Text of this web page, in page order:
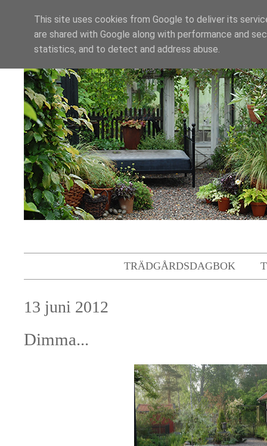
TRÄDGÅRDSDAGBOK
13 juni 2012
Dimma...
This site uses cookies from Google to deliver its
are shared with Google along with performance and
statistics, and to detect and address abuse.